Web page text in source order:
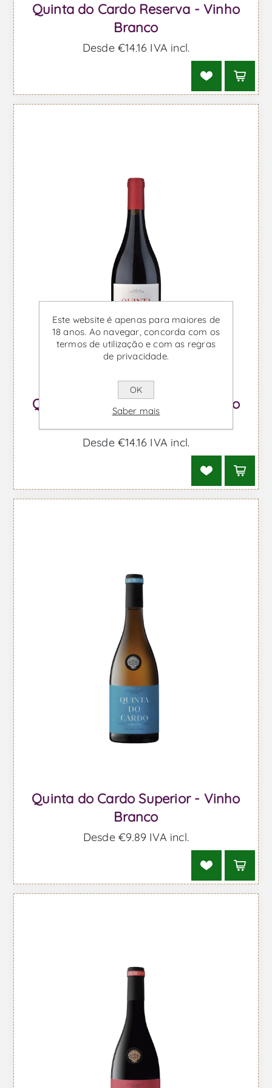
Quinta do Cardo Reserva - Vinho
Branco
Desde €14,16 IVA incl.
Quinta do Cardo Reserva - Vinho
Desde €14,16 IVA incl.
Quinta do Cardo Superior - Vinho
Branco
Desde €9,89 IVA incl.
Este website é apenas para maiores de
18 anos. Ao navegar, concorda com os
termos de utilização e com as regras
de privacidade.
OK
Saber mais